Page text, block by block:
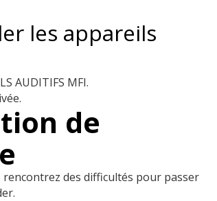
les appareils
AUDITIFS MFI.
de
des difficultés pour passer